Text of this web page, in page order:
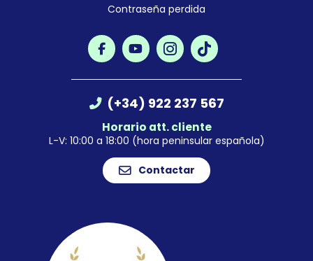
Contraseña perdida
(+34) 922 237 567
Horario att. cliente
L-V: 10:00 a 18:00 (hora peninsular española)
Contactar